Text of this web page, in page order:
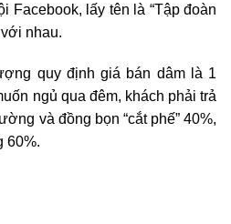
Facebook, lấy tên là “Tập đoàn
nhau.
quy định giá bán dâm là 1
ngủ qua đêm, khách phải trả
và đồng bọn “cắt phế” 40%,
60%.